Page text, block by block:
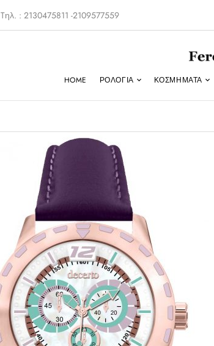
Tηλ. : 2130475811 -2109577559
HOME ΡΟΛΌΓΙΑ ΚΟΣΜΉΜΑΤΑ